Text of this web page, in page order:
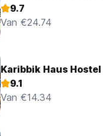
9.7
Van €24.74
Karibbik Haus Hostel
9.1
Van €14.34